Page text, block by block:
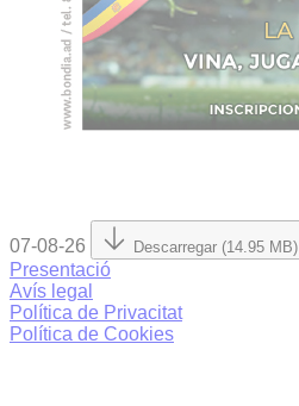
07-08-26 Descarregar (14.95 MB)
Presentació
Avís legal
Política de Privacitat
Política de Cookies